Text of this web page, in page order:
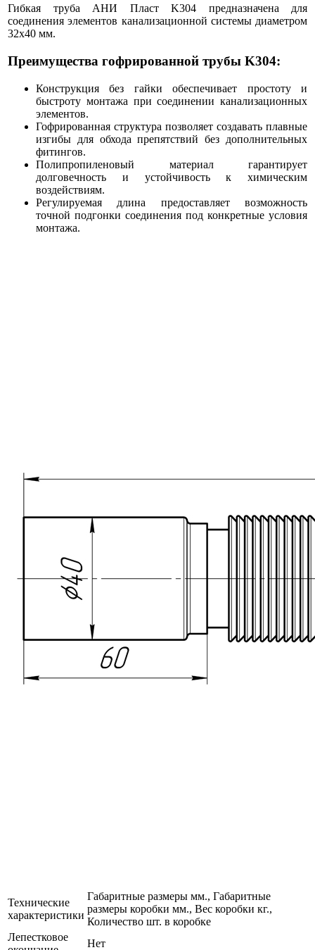
Гибкая труба АНИ Пласт K304 предназначена для
соединения элементов канализационной системы диаметром
32х40 мм.
Преимущества гофрированной трубы K304:
Конструкция без гайки обеспечивает простоту и
быстроту монтажа при соединении канализационных
элементов.
Гофрированная структура позволяет создавать плавные
изгибы для обхода препятствий без дополнительных
фитингов.
Полипропиленовый материал гарантирует
долговечность и устойчивость к химическим
воздействиям.
Регулируемая длина предоставляет возможность
точной подгонки соединения под конкретные условия
монтажа.
Технические
характеристики
Габаритные размеры мм., Габаритные
размеры коробки мм., Вес коробки кг.,
Количество шт. в коробке
Лепестковое
Нет